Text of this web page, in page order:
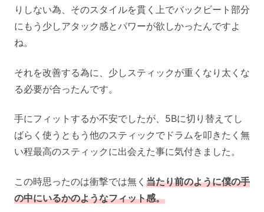
りしない為、そのスタイルを貫く上でバックビート部分
にもう少しアタック感とパワーが欲しかったんですよ
ね。
それを改善する為に、少しスティックが重くなり太くな
る必要が合ったんです。
手にフィットするか不安でしたが、5Bに切り替えてし
ばらく使うともう他のスティックでドラムを叩きたく無
い程最高のスティックに出会えた事に気付きました。
この時思ったのは衝撃では無く 当たり前のように僕の手
の中にいるかのようなフィット感。